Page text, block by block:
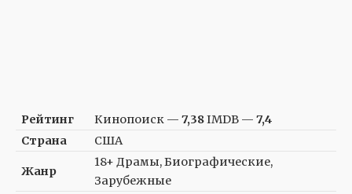
Рейтинг Кинопоиск —7,38IMDB —7,4
Страна
США
Жанр
18+ Драмы, Биографические,
Зарубежные